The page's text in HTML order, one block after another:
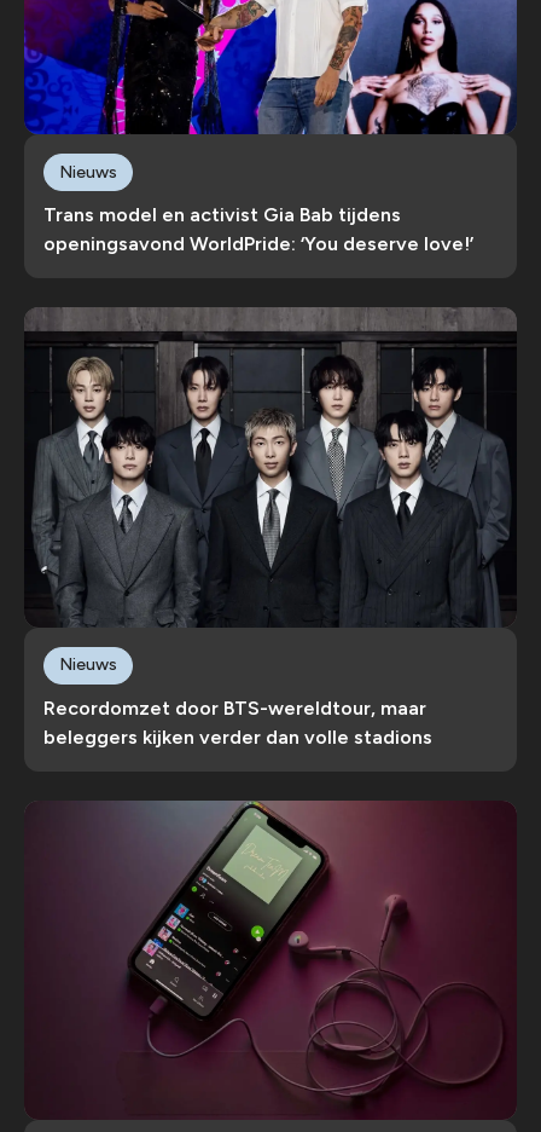
Trans model en activist Gia Bab tijdens
openingsavond WorldPride: ‘You deserve love!’
Nieuws
Recordomzet door BTS-wereldtour, maar
beleggers kijken verder dan volle stadions
Nieuws